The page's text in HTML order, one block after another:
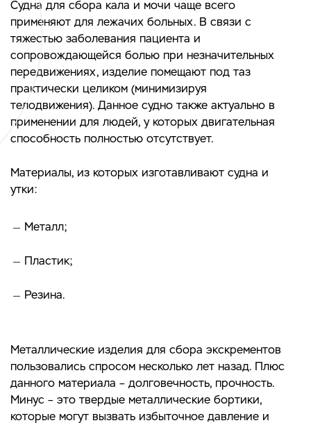
Судна для сбора кала и мочи чаще всего
применяют для лежачих больных. В связи с
тяжестью заболевания пациента и
сопровождающейся болью при незначительных
передвижениях, изделие помещают под таз
практически целиком (минимизируя
телодвижения). Данное судно также актуально в
применении для людей, у которых двигательная
способность полностью отсутствует.
Материалы, из которых изготавливают судна и
утки:
Металл;
Пластик;
Резина.
Металлические изделия для сбора экскрементов
пользовались спросом несколько лет назад. Плюс
данного материала – долговечность, прочность.
Минус – это твердые металлические бортики,
которые могут вызвать избыточное давление и